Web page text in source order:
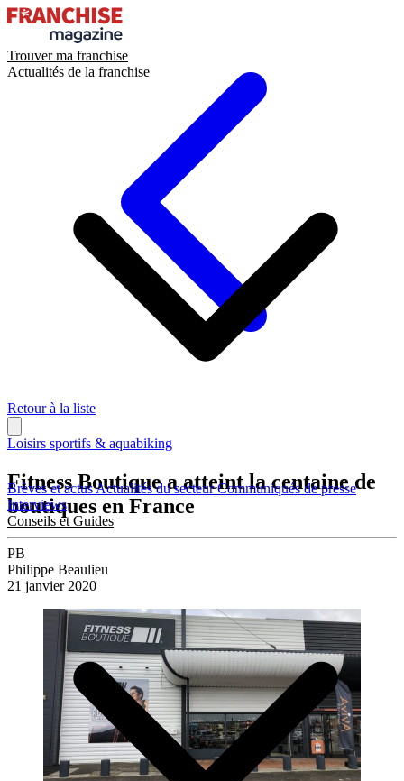
Trouver ma franchise
Actualités de la franchise
Brèves et actusActualités du secteurCommuniqués de presse
Interviews
Conseils et Guides
Retour à la liste
Loisirs sportifs & aquabiking
Fitness Boutique a atteint la centaine de
boutiques en France
PB
Philippe Beaulieu
21 janvier 2020